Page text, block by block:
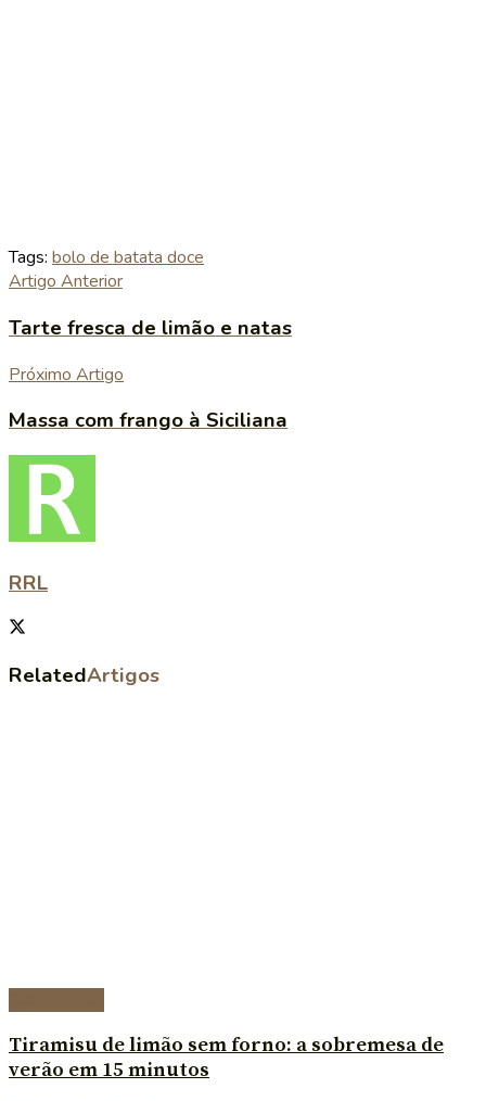
Tags: bolo de batata doce
Artigo Anterior
Tarte fresca de limão e natas
Próximo Artigo
Massa com frango à Siciliana
RRL
RelatedArtigos
Tiramisu de limão sem forno: a sobremesa de
verão em 15 minutos